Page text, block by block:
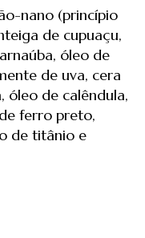
nano (princípio
de cupuaçu,
óleo de
de uva, cera
óleo de calêndula,
ferro preto,
de titânio e